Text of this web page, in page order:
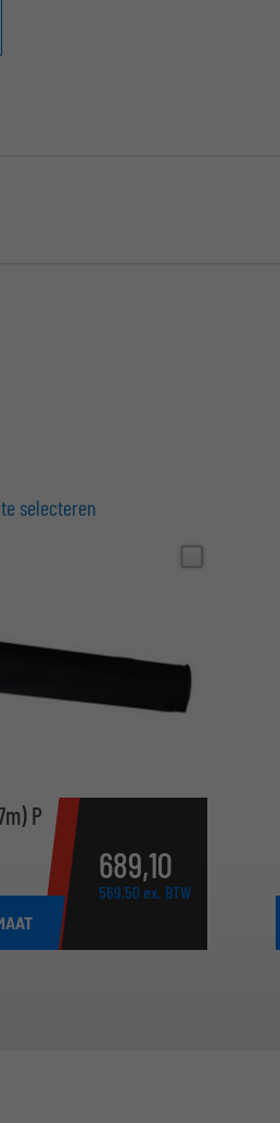
selecteren
P
689,10
569,50 ex. BTW